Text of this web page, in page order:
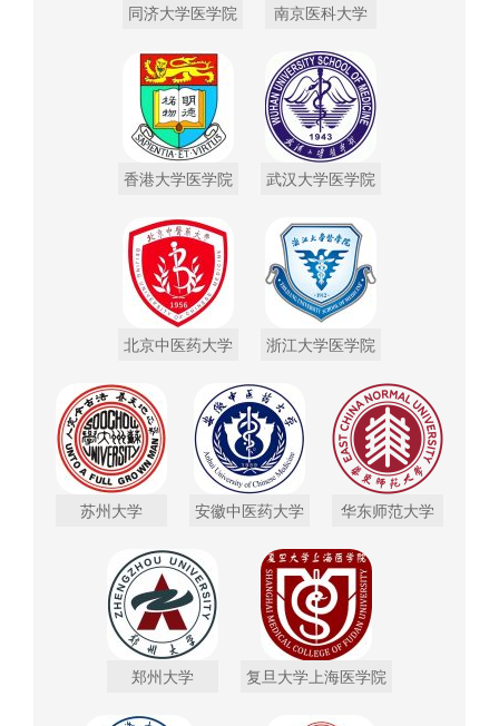
同济大学医学院 南京医科大学
香港大学医学院 武汉大学医学院
北京中医药大学 浙江大学医学院
苏州大学 安徽中医药大学 华东师范大学
郑州大学 复旦大学上海医学院